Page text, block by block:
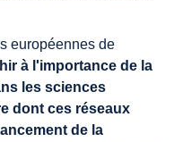
européennes de
à l'importance de la
les sciences
dont ces réseaux
de la